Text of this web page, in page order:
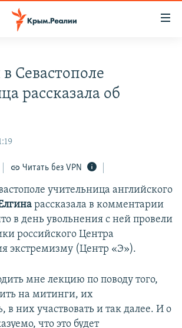
КРЫМА. 11 ИСТОРИЙ СОПРОТИВЛЕНИЯ
Севастополе
рассказала об
Читать без VPN
учительница английского
рассказала в комментарии
в день увольнения с ней провели
российского Центра
экстремизму (Центр «Э»).
мне лекцию по поводу того,
на митинги, их
в них участвовать и так далее. И о
что это будет